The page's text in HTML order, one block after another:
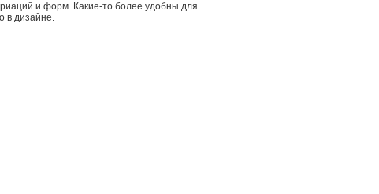
и форм. Какие-то более удобны для
в дизайне.